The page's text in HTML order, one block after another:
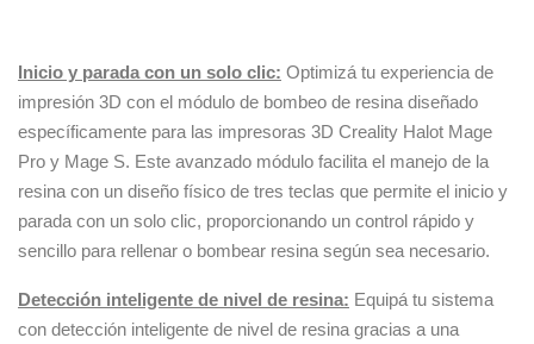
Inicio y parada con un solo clic: Optimizá tu experiencia de
impresión 3D con el módulo de bombeo de resina diseñado
específicamente para las impresoras 3D Creality Halot Mage
Pro y Mage S. Este avanzado módulo facilita el manejo de la
resina con un diseño físico de tres teclas que permite el inicio y
parada con un solo clic, proporcionando un control rápido y
sencillo para rellenar o bombear resina según sea necesario.
Detección inteligente de nivel de resina: Equipá tu sistema
con detección inteligente de nivel de resina gracias a una